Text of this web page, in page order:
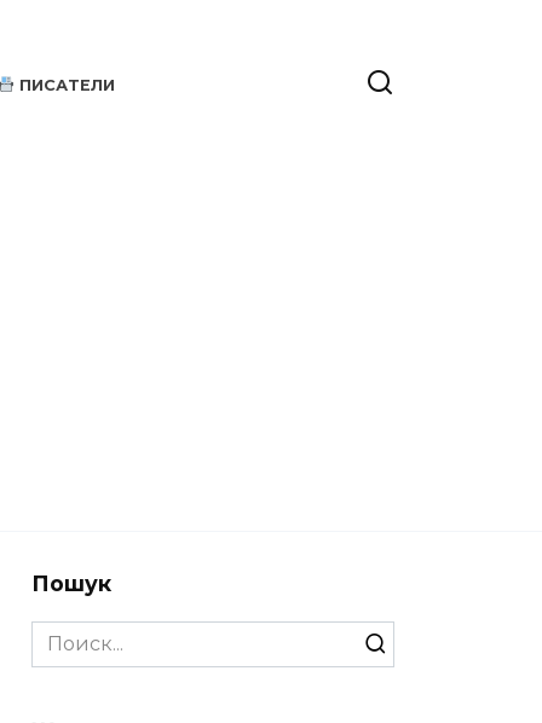
ПИСАТЕЛИ
Пошук
Search
for: